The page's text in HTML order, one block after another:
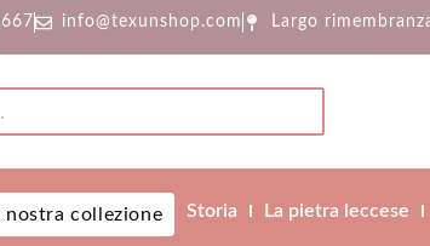
info@texunshop.com Largo
nostra collezione Storia La pietra leccese